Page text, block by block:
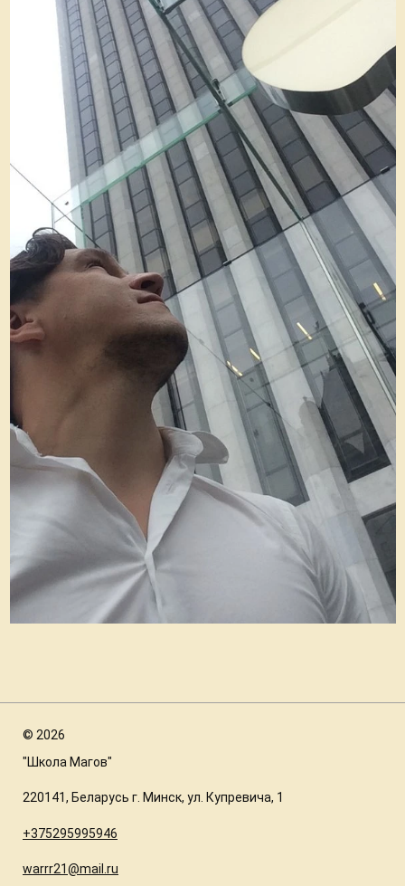
© 2026
"Школа Магов"
220141, Беларусь г. Минск, ул. Купревича, 1
+375295995946
warrr21@mail.ru